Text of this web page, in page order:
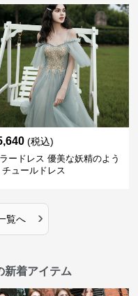
(税込)
ードレス 優美な妖精のよう
チュールドレス
覧へ ›
新着アイテム